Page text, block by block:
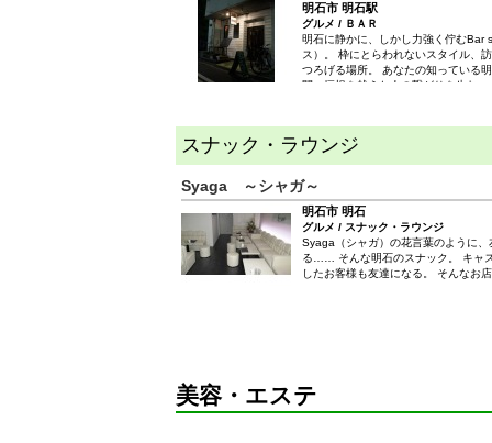
明石市 明石駅
グルメ / ＢＡＲ
明石に静かに、しかし力強く佇むBar
ス）。 枠にとらわれないスタイル、
つろげる場所。 あなたの知っている
間、垣根を越えた人の繋がりを生む
スナック・ラウンジ
Syaga ～シャガ～
明石市 明石
グルメ / スナック・ラウンジ
Syaga（シャガ）の花言葉のように
る…… そんな明石のスナック。 キャ
したお客様も友達になる。 そんなお
美容・エステ